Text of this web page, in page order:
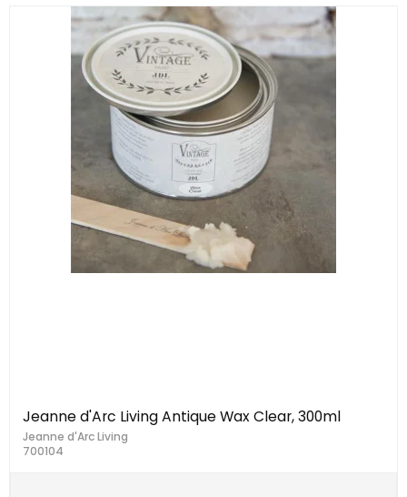
Jeanne d'Arc Living Antique Wax Clear, 300ml
Jeanne d'Arc Living
700104